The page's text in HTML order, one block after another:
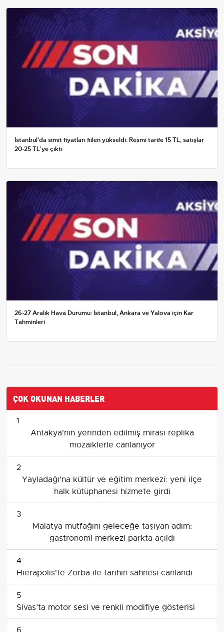
İstanbul'da simit fiyatları fiilen yükseldi: Resmi tarife 15 TL, satışlar
20-25 TL'ye çıktı
26-27 Aralık Hava Durumu: İstanbul, Ankara ve Yalova için Kar
Tahminleri
ÇOK OKUNAN HABERLER
1
Antakya'nın yerinden edilmiş mirası replika
mozaiklerle canlanıyor
2
Yayladağı'na kültür ve eğitim merkezi: yeni ilçe
halk kütüphanesi hizmete girdi
3
Malatya mutfağını geleceğe taşıyan adım:
gastronomi merkezi parkta açıldı
4
Hierapolis'te Zorba ile tarihin sahnesi canlandı
5
Sivas’ta motor sesi ve renkli modifiye gösterisi